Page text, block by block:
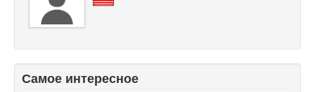
Самое интересное